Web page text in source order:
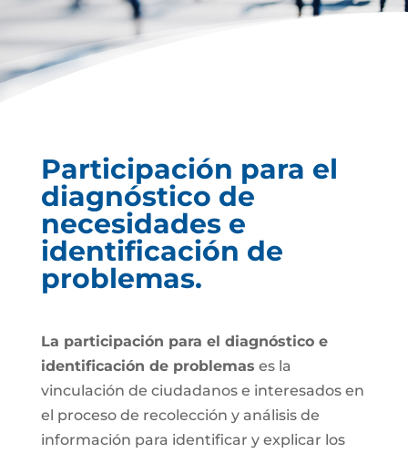
Participación para el
diagnóstico de
necesidades e
identificación de
problemas.
La participación para el diagnóstico e
identificación de problemas es la
vinculación de ciudadanos e interesados en
el proceso de recolección y análisis de
información para identificar y explicar los